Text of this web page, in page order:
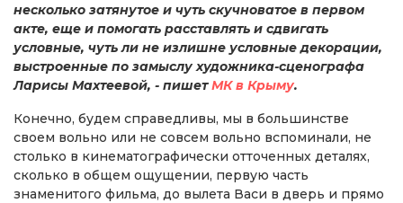
несколько затянутое и чуть скучноватое в первом
акте, еще и помогать расставлять и сдвигать
условные, чуть ли не излишне условные декорации,
выстроенные по замыслу художника-сценографа
Ларисы Махтеевой, - пишетМК в Крыму.
Конечно, будем справедливы, мы в большинстве
своем вольно или не совсем вольно вспоминали, не
столько в кинематографически отточенных деталях,
сколько в общем ощущении, первую часть
знаменитого фильма, до вылета Васи в дверь и прямо